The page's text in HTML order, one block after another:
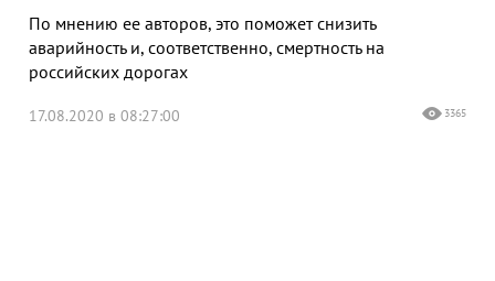
По мнению ее авторов, это поможет снизить
аварийность и, соответственно, смертность на
российских дорогах
17.08.2020 в 08:27:00 3365